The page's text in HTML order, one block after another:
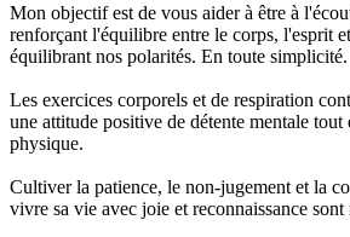
Mon objectif est de vous aider à être à
renforçant l'équilibre entre le corps, l'esprit
équilibrant nos polarités. En toute simplicité.
Les exercices corporels et de respiration
une attitude positive de détente mentale
physique.
Cultiver la patience, le non-jugement et la
vivre sa vie avec joie et reconnaissance sont